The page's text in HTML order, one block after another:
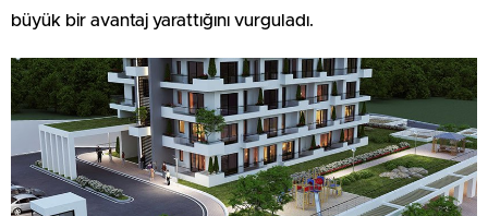
büyük bir avantaj yarattığını vurguladı.